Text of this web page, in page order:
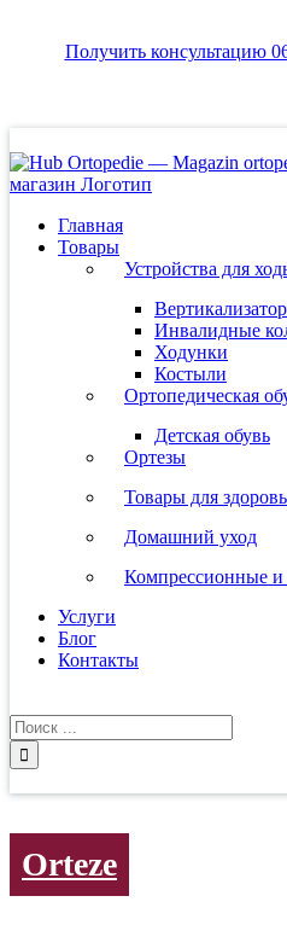
Получить консультацию
Главная
Товары
Устройства для
Инвалидные
Ходунки
Костыли
Ортопедическая
Детская обувь
Ортезы
Товары для
Домашний уход
Компрессионные и
Услуги
Блог
Контакты
Результат
поиска:
Orteze